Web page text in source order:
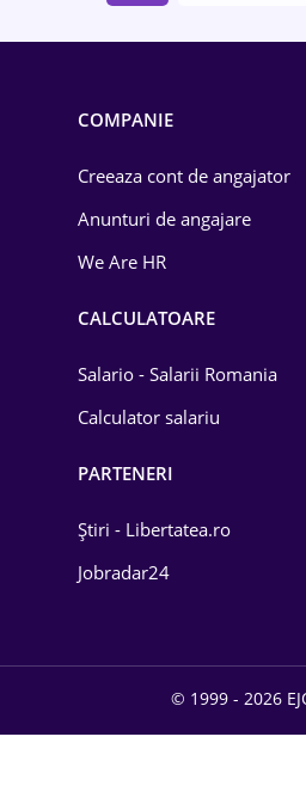
COMPANIE
Creeaza cont de angajator
Anunturi de angajare
We Are HR
CALCULATOARE
Salario - Salarii Romania
Calculator salariu
PARTENERI
Știri - Libertatea.ro
Jobradar24
© 1999 - 2026